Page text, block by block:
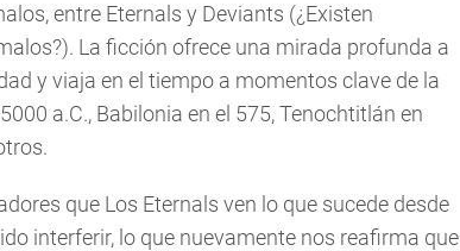
entre Eternals y Deviants (¿Existen
La ficción ofrece una mirada profunda a
y viaja en el tiempo a momentos clave de la
a.C., Babilonia en el 575, Tenochtitlán en
que Los Eternals ven lo que sucede desde
interferir, lo que nuevamente nos reafirma que